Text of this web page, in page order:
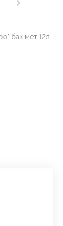
бак мет.12л